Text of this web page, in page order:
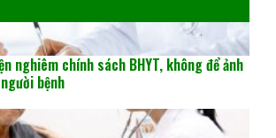
nghiêm chính sách BHYT, không để ảnh
bệnh